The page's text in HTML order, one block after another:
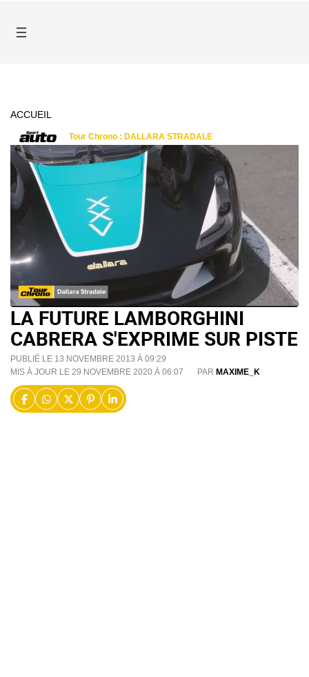
ACCUEIL
LA FUTURE LAMBORGHINI
CABRERA S'EXPRIME SUR PISTE
PUBLIÉ LE 13 NOVEMBRE 2013 À 09:29
MIS À JOUR LE 29 NOVEMBRE 2020 À 06:07
PAR MAXIME_K